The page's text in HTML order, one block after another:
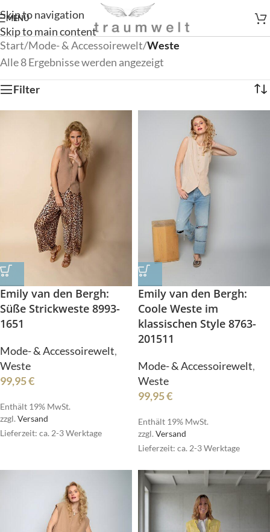
Skip to navigation
Skip to main content
MENÜ
Start/Mode- & Accessoirewelt/Weste
Alle 8 Ergebnisse werden angezeigt
Filter
Emily van den Bergh:
Süße Strickweste 8993-
1651
Mode- & Accessoirewelt,
Weste
99,95€
Enthält 19% MwSt.
zzgl. Versand
Lieferzeit: ca. 2-3 Werktage
Emily van den Bergh:
Coole Weste im
klassischen Style 8763-
201511
Mode- & Accessoirewelt,
Weste
99,95€
Enthält 19% MwSt.
zzgl. Versand
Lieferzeit: ca. 2-3 Werktage